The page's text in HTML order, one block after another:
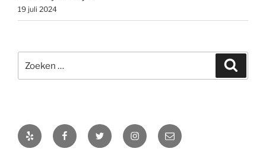
19 juli 2024
naar:
Yelp FacebookTwitter Instagram
E-
mail